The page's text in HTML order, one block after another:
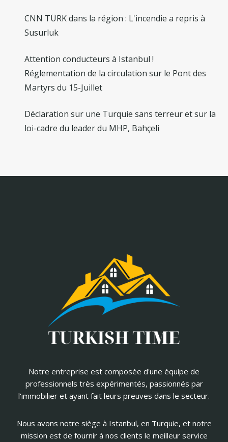
CNN TÜRK dans la région : L'incendie a repris à
Susurluk
Attention conducteurs à Istanbul !
Réglementation de la circulation sur le Pont des
Martyrs du 15-Juillet
Déclaration sur une Turquie sans terreur et sur la
loi-cadre du leader du MHP, Bahçeli
Notre entreprise est composée d'une équipe de
professionnels très expérimentés, passionnés par
l'immobilier et ayant fait leurs preuves dans le secteur.
Nous avons notre siège à Istanbul, en Turquie, et notre
mission est de fournir à nos clients le meilleur service